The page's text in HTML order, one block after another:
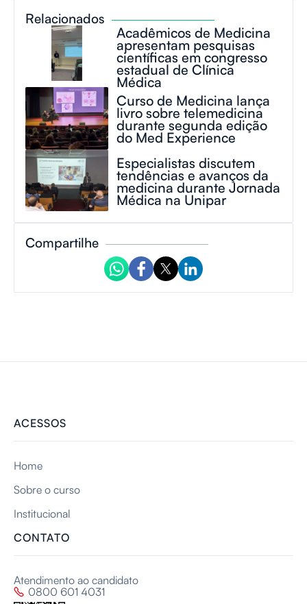
Compartilhe
Relacionados
Acadêmicos de Medicina
apresentam pesquisas
científicas em congresso
estadual de Clínica
Médica
Curso de Medicina lança
livro sobre telemedicina
durante segunda edição
do Med Experience
Especialistas discutem
tendências e avanços da
medicina durante Jornada
Médica na Unipar
ACESSOS
Home
Sobre o curso
Institucional
CONTATO
Atendimento ao candidato
 0800 601 4031